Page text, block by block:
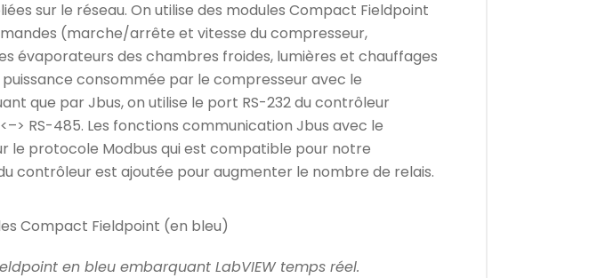
sur le réseau. On utilise des modules Compact Fieldpoint
(marche/arrête et vitesse du compresseur,
évaporateurs des chambres froides, lumières et chauffages
consommée par le compresseur avec le
que par Jbus, on utilise le port RS-232 du contrôleur
RS-485. Les fonctions communication Jbus avec le
le protocole Modbus qui est compatible pour notre
contrôleur est ajoutée pour augmenter le nombre de relais.
en bleu embarquant LabVIEW temps réel.